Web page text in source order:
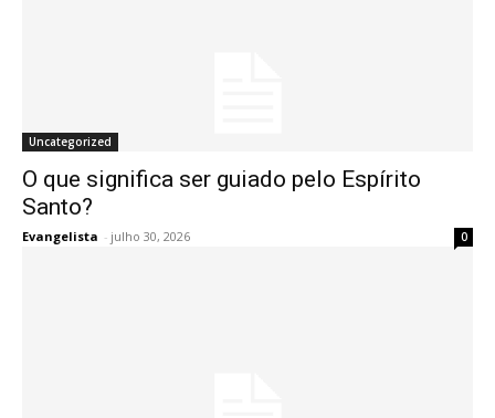
Uncategorized
O que significa ser guiado pelo Espírito
Santo?
Evangelista - julho 30, 2026 0